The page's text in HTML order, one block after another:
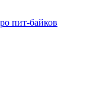
пит-байков